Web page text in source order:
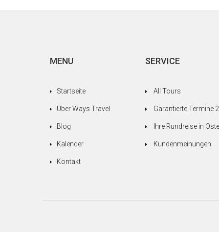
MENU
Startseite
Über Ways Travel
Blog
Kalender
Kontakt
SERVICE
All Tours
Garantierte Termine
Ihre Rundreise in
Kundenmeinungen